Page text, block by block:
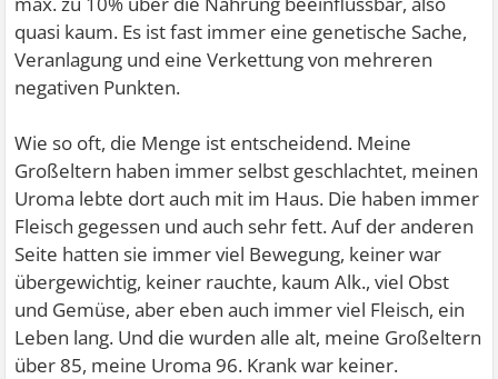
quasi kaum. Es ist fast immer eine genetische Sache,
Veranlagung und eine Verkettung von mehreren
negativen Punkten.
Wie so oft, die Menge ist entscheidend. Meine
Großeltern haben immer selbst geschlachtet, meinen
Uroma lebte dort auch mit im Haus. Die haben immer
Fleisch gegessen und auch sehr fett. Auf der anderen
Seite hatten sie immer viel Bewegung, keiner war
übergewichtig, keiner rauchte, kaum Alk., viel Obst
und Gemüse, aber eben auch immer viel Fleisch, ein
Leben lang. Und die wurden alle alt, meine Großeltern
über 85, meine Uroma 96. Krank war keiner.